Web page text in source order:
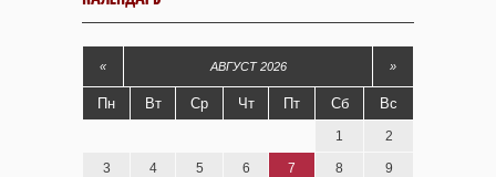
« АВГУСТ 2026 »
Пн Вт Ср Чт Пт Сб Вс
1 2
3 4 5 6 7 8 9